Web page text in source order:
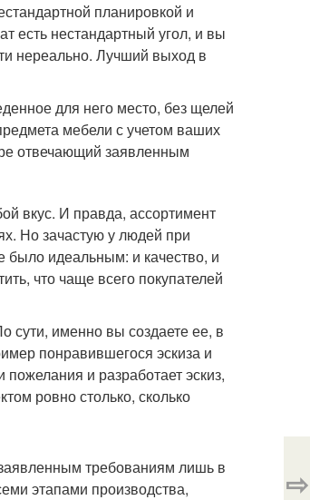
планировкой и
есть нестандартный угол, и вы
нереально. Лучший выход в
для него место, без щелей
мебели с учетом ваших
отвечающий заявленным
вкус. И правда, ассортимент
Но зачастую у людей при
было идеальным: и качество, и
что чаще всего покупателей
сути, именно вы создаете ее, в
понравившегося эскиза и
и разработает эскиз,
ровно столько, сколько
требованиям лишь в
этапами производства,
⇨